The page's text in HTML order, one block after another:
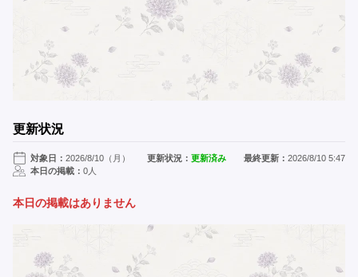
更新状況
対象日： 2026/8/10（月） 更新状況：更新済み 最終更新： 2026/8/10 5:47
本日の掲載： 0人
本日の掲載はありません